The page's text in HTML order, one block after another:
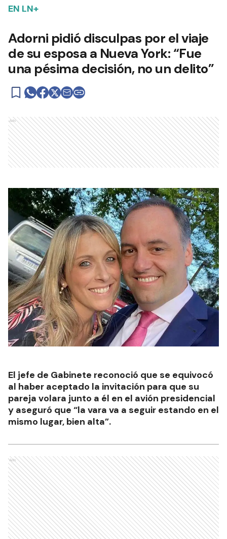
EN LN+
Adorni pidió disculpas por el viaje
de su esposa a Nueva York: “Fue
una pésima decisión, no un delito”
Ads
El jefe de Gabinete reconoció que se equivocó
al haber aceptado la invitación para que su
pareja volara junto a él en el avión presidencial
y aseguró que “la vara va a seguir estando en el
mismo lugar, bien alta”.
Ads